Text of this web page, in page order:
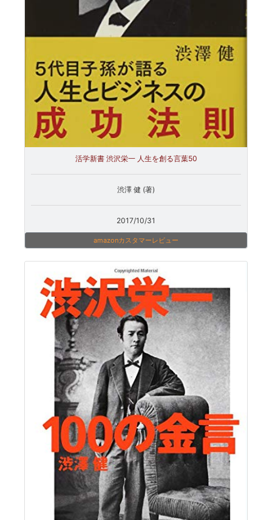
活学新書 渋沢栄一 人生を創る言葉50
渋澤 健 (著)
2017/10/31
amazonカスタマーレビュー